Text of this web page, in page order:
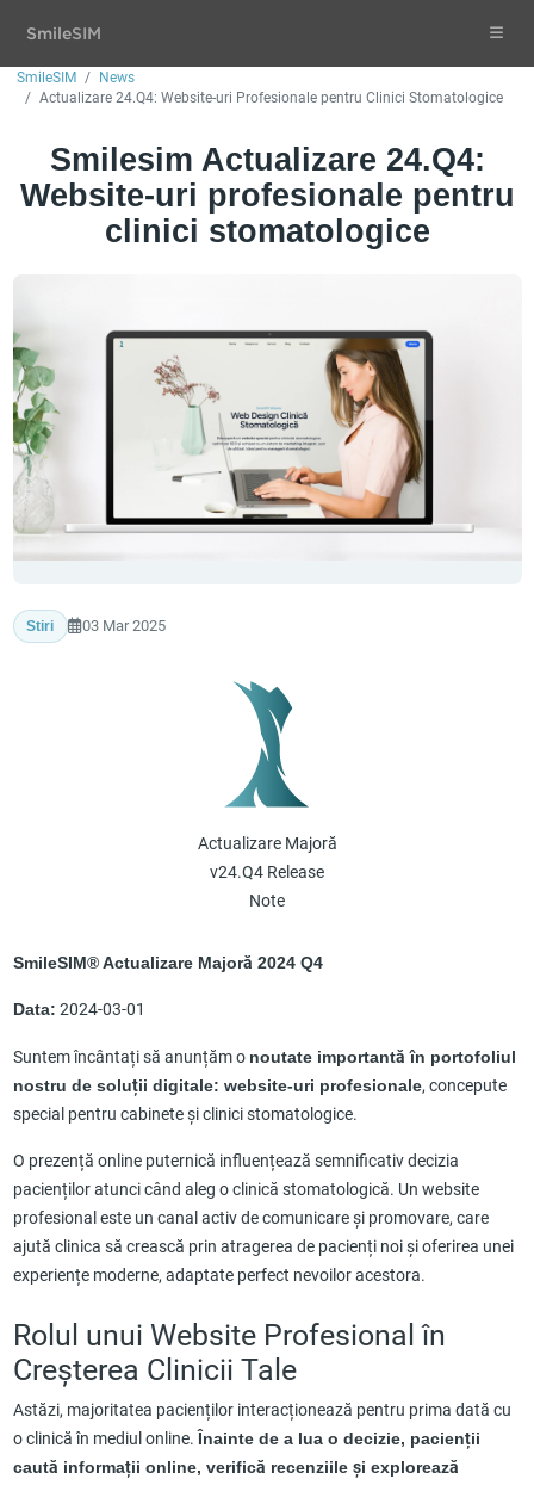
SmileSIM
SmileSIM
News
Actualizare 24.Q4: Website-uri Profesionale pentru Clinici Stomatologice
Smilesim Actualizare 24.Q4:
Website-uri profesionale pentru
clinici stomatologice
Stiri 03 Mar 2025
Actualizare Majoră
v24.Q4 Release
Note
SmileSIM® Actualizare Majoră 2024 Q4
Data: 2024-03-01
Suntem încântați să anunțăm o noutate importantă în portofoliul
nostru de soluții digitale: website-uri profesionale, concepute
special pentru cabinete și clinici stomatologice.
O prezență online puternică influențează semnificativ decizia
pacienților atunci când aleg o clinică stomatologică. Un website
profesional este un canal activ de comunicare și promovare, care
ajută clinica să crească prin atragerea de pacienți noi și oferirea unei
experiențe moderne, adaptate perfect nevoilor acestora.
Rolul unui Website Profesional în
Creșterea Clinicii Tale
Astăzi, majoritatea pacienților interacționează pentru prima dată cu
o clinică în mediul online. Înainte de a lua o decizie, pacienții
caută informații online, verifică recenziile și explorează